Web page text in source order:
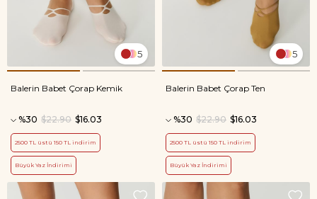
5
Balerin Babet Çorap Kemik
%30 $16.03
$22.90
2500 TL üstü 150 TL indirim
Büyük Yaz İndirimi
5
Balerin Babet Çorap Ten
%30 $16.03
$22.90
2500 TL üstü 150 TL indirim
Büyük Yaz İndirimi